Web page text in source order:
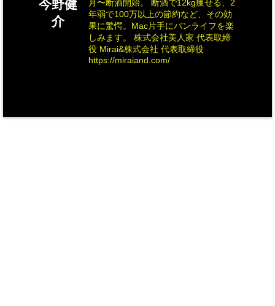
今野健
介
月〜断酒開始。 断酒で12kg痩せる、2
年弱で100万以上の節約など、その効
果に驚愕。Mac片手にバンライフを楽
しみます。 株式会社美人家 代表取締
役 Mirai&株式会社 代表取締役
https://miraiand.com/